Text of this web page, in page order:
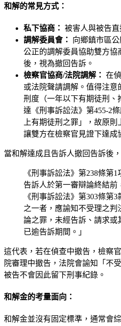
和解的常見方式：
私下協商： 被害人與被告直
調解委員會：
向鄉鎮市區
公正的調解委員協助雙方協
後，視為撤回告訴。
檢察官協商/法院調解： 在
或法院聲請調解。值得注
刑度（一年以下有期徒刑、
達《刑事訴訟法》第455-2
上有期徒刑之罪」，故原則
讓雙方在檢察官見證下達成
當和解達成且告訴人撤回告訴後
《刑事訴訟法》第238條第
告訴人於第一審辯論終結前
《刑事訴訟法》第303條第
之一者，應諭知不受理之判
論之罪，未經告訴、請求或
已逾告訴期間。」
這代表，若在偵查中撤告，檢察
院審理中撤告，法院會諭知「不
被告不會因此留下刑事紀錄。
和解金的考量面向：
和解金並沒有固定標準，通常會